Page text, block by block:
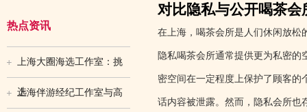
热点资讯
上海大圈海选工作室：挑
选
上海伴游经纪工作室与高
对比隐私与公开喝茶会
在上海，喝茶会所是人们休闲放松
隐私喝茶会所通常提供更为私密
密空间在一定程度上保护了顾客的
话内容被泄露。然而，隐私会所也